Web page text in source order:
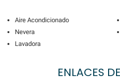
Aire Acondicionado
Nevera
Lavadora
ENLACES